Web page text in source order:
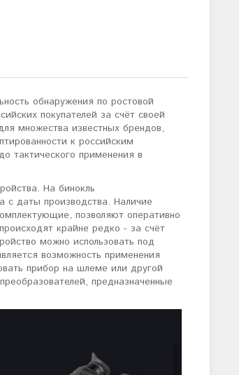
обнаружения по ростовой
покупателей за счёт своей
множества известных брендов,
к российским
тактического применения в
На бинокль
с даты производства. Наличие
позволяют оперативно
крайне редко - за счёт
можно использовать под
возможность применения
прибор на шлеме или другой
предназначенные